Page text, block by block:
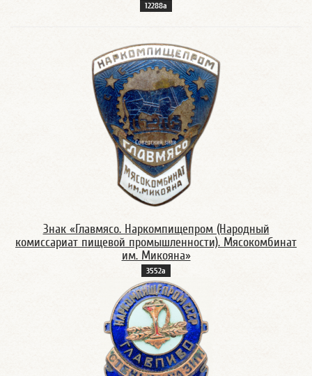
12288а
Знак «Главмясо. Наркомпищепром (Народный
комиссариат пищевой промышленности). Мясокомбинат
им. Микояна»
3552а